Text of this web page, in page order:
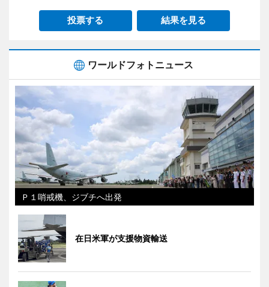
投票する 結果を見る
ワールドフォトニュース
Ｐ１哨戒機、ジブチへ出発
在日米軍が支援物資輸送